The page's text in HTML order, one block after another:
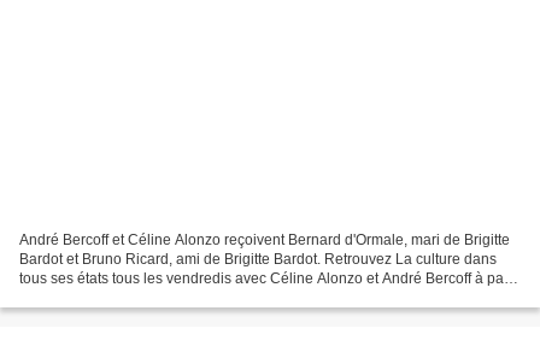
André Bercoff et Céline Alonzo reçoivent Bernard d'Ormale, mari de Brigitte
Bardot et Bruno Ricard, ami de Brigitte Bardot. Retrouvez La culture dans
tous ses états tous les vendredis avec Céline Alonzo et André Bercoff à partir